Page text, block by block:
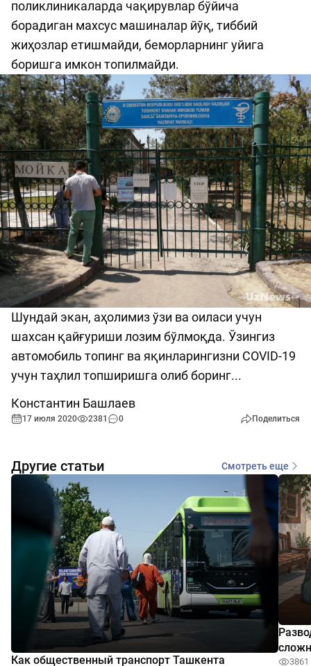
поликлиникаларда чақирувлар бўйича
борадиган махсус машиналар йўқ, тиббий
жиҳозлар етишмайди, беморларнинг уйига
боришга имкон топилмайди.
Шундай экан, аҳолимиз ўзи ва оиласи учун
шахсан қайғуриши лозим бўлмоқда. Ўзингиз
автомобиль топинг ва яқинларингизни COVID-19
учун таҳлил топширишга олиб боринг...
Константин Башлаев
17 июля 2020 2381 0 Поделиться
Другие статьи Смотреть еще
Как общественный транспорт Ташкента 3861